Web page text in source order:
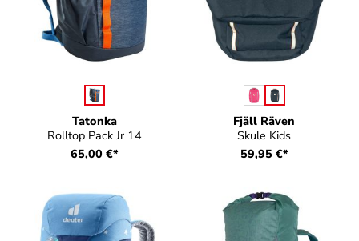
Tatonka
Rolltop Pack Jr 14
auswählen
65,00 €*
Fjäll Räven
Skule Kids
Farbeauswählen
59,95 €*